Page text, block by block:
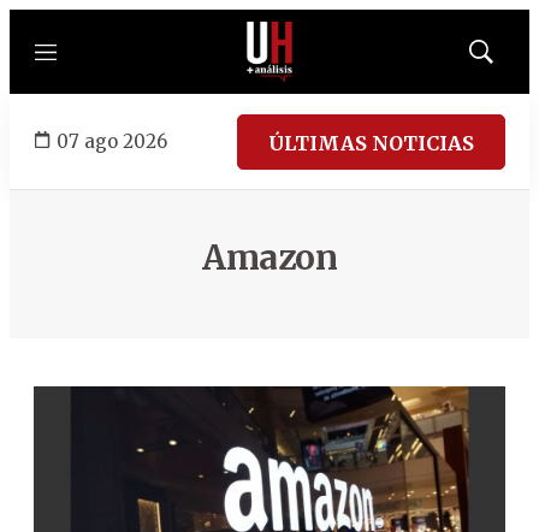
Menú
Mostrar
07 ago 2026 ÚLTIMAS NOTICIAS
Amazon